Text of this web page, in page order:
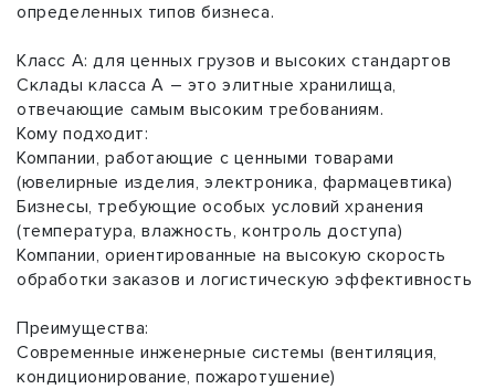
определенных типов бизнеса.
Класс A: для ценных грузов и высоких стандартов
Склады класса A – это элитные хранилища,
отвечающие самым высоким требованиям.
Кому подходит:
Компании, работающие с ценными товарами
(ювелирные изделия, электроника, фармацевтика)
Бизнесы, требующие особых условий хранения
(температура, влажность, контроль доступа)
Компании, ориентированные на высокую скорость
обработки заказов и логистическую эффективность
Преимущества:
Современные инженерные системы (вентиляция,
кондиционирование, пожаротушение)